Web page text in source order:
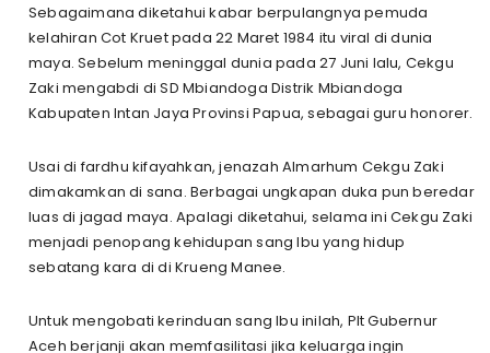
Sebagaimana diketahui kabar berpulangnya pemuda
kelahiran Cot Kruet pada 22 Maret 1984 itu viral di dunia
maya. Sebelum meninggal dunia pada 27 Juni lalu, Cekgu
Zaki mengabdi di SD Mbiandoga Distrik Mbiandoga
Kabupaten Intan Jaya Provinsi Papua, sebagai guru honorer.
Usai di fardhu kifayahkan, jenazah Almarhum Cekgu Zaki
dimakamkan di sana. Berbagai ungkapan duka pun beredar
luas di jagad maya. Apalagi diketahui, selama ini Cekgu Zaki
menjadi penopang kehidupan sang Ibu yang hidup
sebatang kara di di Krueng Manee.
Untuk mengobati kerinduan sang Ibu inilah, Plt Gubernur
Aceh berjanji akan memfasilitasi jika keluarga ingin